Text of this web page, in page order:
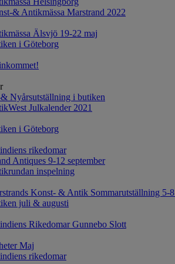
& Antikmässa Marstrand 2022
Älsvjö 19-22 maj
i Göteborg
Nyårsutställning i butiken
Julkalender 2021
i Göteborg
rikedomar
Antiques 9-12 september
inspelning
Konst- & Antik Sommarutställning 5-8
juli & augusti
Rikedomar Gunnebo Slott
Maj
rikedomar